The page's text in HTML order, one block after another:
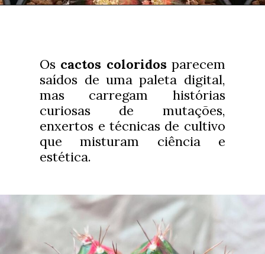
Os cactos coloridosparecem
saídos de uma paleta digital,
mas carregam histórias
curiosas de mutações,
enxertos e técnicas de cultivo
que misturam ciência e
estética.